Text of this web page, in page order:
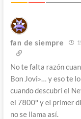
fan de siempre
No te falta razón
Bon Jovi»… y eso te
cuando descubrí el
el 7800º y el primer
no se llama así.